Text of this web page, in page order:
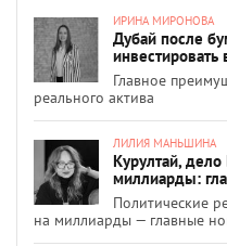
ИРИНА МИРОНОВА
Дубай после
Главное
реального актива
ЛИЛИЯ МАНЬШИНА
Курултай,
миллиарды:
Политические
на миллиарды — главные